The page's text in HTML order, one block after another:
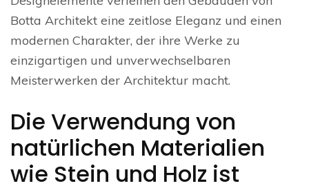
Botta Architekt eine zeitlose Eleganz und einen
modernen Charakter, der ihre Werke zu
einzigartigen und unverwechselbaren
Meisterwerken der Architektur macht.
Die Verwendung von
natürlichen Materialien
wie Stein und Holz ist